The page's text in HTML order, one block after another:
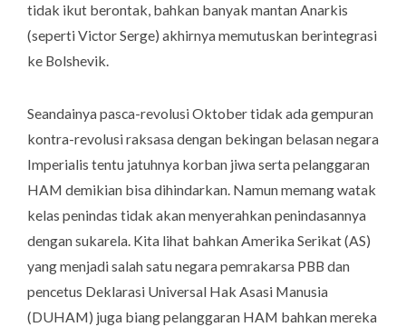
tidak ikut berontak, bahkan banyak mantan Anarkis
(seperti Victor Serge) akhirnya memutuskan berintegrasi
ke Bolshevik.
Seandainya pasca-revolusi Oktober tidak ada gempuran
kontra-revolusi raksasa dengan bekingan belasan negara
Imperialis tentu jatuhnya korban jiwa serta pelanggaran
HAM demikian bisa dihindarkan. Namun memang watak
kelas penindas tidak akan menyerahkan penindasannya
dengan sukarela. Kita lihat bahkan Amerika Serikat (AS)
yang menjadi salah satu negara pemrakarsa PBB dan
pencetus Deklarasi Universal Hak Asasi Manusia
(DUHAM) juga biang pelanggaran HAM bahkan mereka